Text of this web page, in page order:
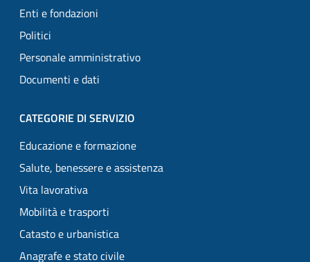
Enti e fondazioni
Politici
Personale amministrativo
Documenti e dati
CATEGORIE DI SERVIZIO
Educazione e formazione
Salute, benessere e assistenza
Vita lavorativa
Mobilità e trasporti
Catasto e urbanistica
Anagrafe e stato civile